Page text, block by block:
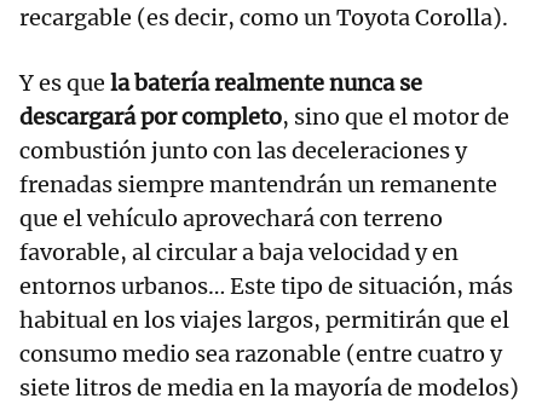
recargable (es decir, como un Toyota Corolla).
Y es que la batería realmente nunca se
descargará por completo, sino que el motor de
combustión junto con las deceleraciones y
frenadas siempre mantendrán un remanente
que el vehículo aprovechará con terreno
favorable, al circular a baja velocidad y en
entornos urbanos… Este tipo de situación, más
habitual en los viajes largos, permitirán que el
consumo medio sea razonable (entre cuatro y
siete litros de media en la mayoría de modelos)